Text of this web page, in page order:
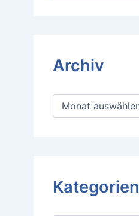
Archiv
A
Kategorien